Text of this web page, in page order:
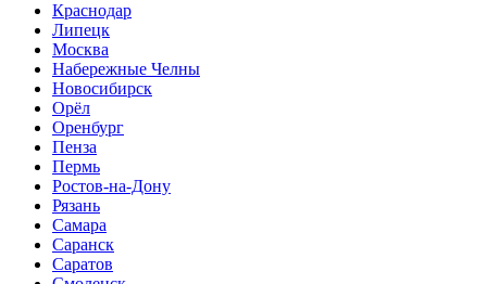
Краснодар
Липецк
Москва
Набережные Челны
Новосибирск
Орёл
Оренбург
Пенза
Пермь
Ростов-на-Дону
Рязань
Самара
Саранск
Саратов